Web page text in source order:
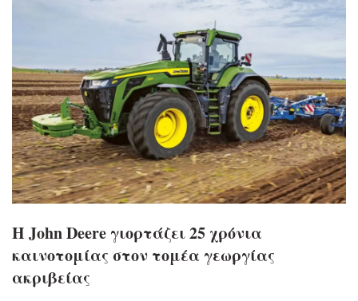
Η John Deere γιορτάζει 25 χρόνια
καινοτομίας στον τομέα γεωργίας
ακριβείας